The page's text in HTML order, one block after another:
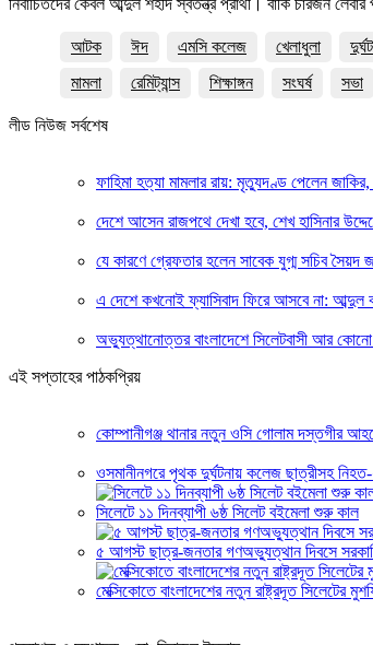
আটক ঈদ এমসি কলেজ খেলাধুলা
মামলা
রেমিট্যান্স শিক্ষাঙ্গন সংঘর্ষ সভা
লীড নিউজ সর্বশেষ
ফাহিমা হত্যা মামলার রায়: মৃত্যুদণ্ড পেলেন
দেশে আসেন রাজপথে দেখা হবে, শেখ হাসিনার
যে কারণে গ্রেফতার হলেন সাবেক যুগ্ম সচিব সৈয়দ
এ দেশে কখনোই ফ্যাসিবাদ ফিরে আসবে না: আব্দুল
অভ্যুত্থানোত্তর বাংলাদেশে সিলেটবাসী আর
এই সপ্তাহের পাঠকপ্রিয়
কোম্পানীগঞ্জ থানার নতুন ওসি গোলাম দস্তগীর
ওসমানীনগরে পৃথক দুর্ঘটনায় কলেজ ছাত্রীসহ
সিলেটে ১১ দিনব্যাপী ৬ষ্ঠ সিলেট বইমেলা শুরু কাল
৫ আগস্ট ছাত্র-জনতার গণঅভ্যুত্থান দিবসে
মেক্সিকোতে বাংলাদেশের নতুন রাষ্ট্রদূত সিলেটের